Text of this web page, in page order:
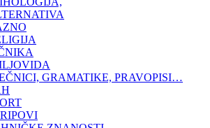
GRAMATIKE, PRAVOPISI…